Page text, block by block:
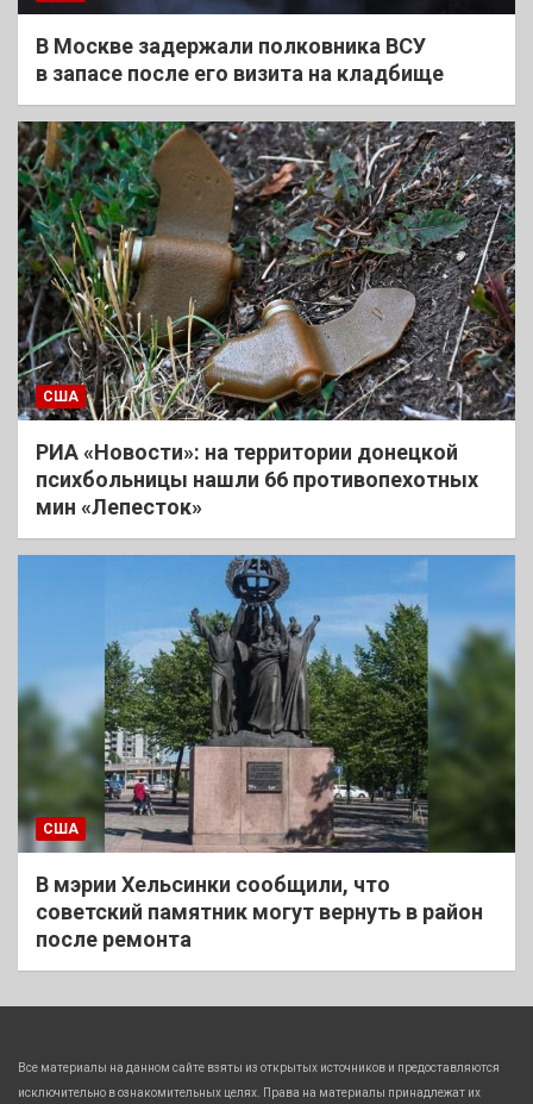
В Москве задержали полковника ВСУ
в запасе после его визита на кладбище
США
РИА «Новости»: на территории донецкой
психбольницы нашли 66 противопехотных
мин «Лепесток»
США
В мэрии Хельсинки сообщили, что
советский памятник могут вернуть в район
после ремонта
Все материалы на данном сайте взяты из открытых источников и предоставляются
исключительно в ознакомительных целях. Права на материалы принадлежат их